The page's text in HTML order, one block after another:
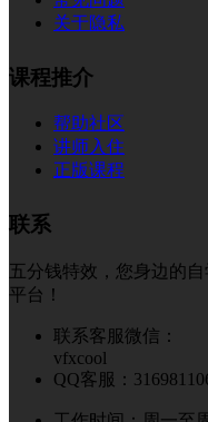
关于隐私
课程推介
帮助社区
讲师入住
正版课程
联系
五分钱特效，您身边的自
平台！
联系客服微信：
vfxcool
QQ客服：